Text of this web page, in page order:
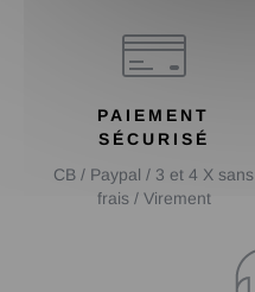
PAIEMENT
SÉCURISÉ
CB / Paypal / 3 et 4 X sans
frais / Virement